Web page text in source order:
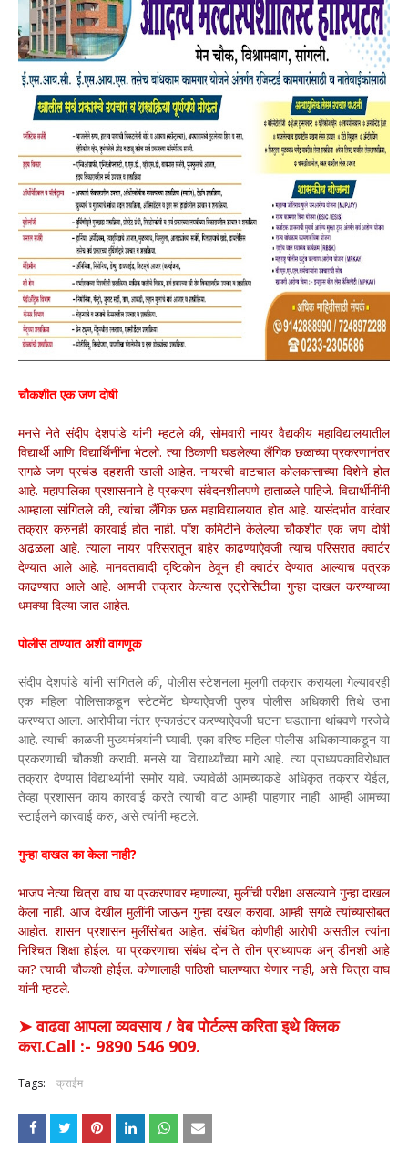
चौकशीत एक जण दोषी
मनसे नेते संदीप देशपांडे यांनी म्हटले की, सोमवारी नायर वैद्यकीय महाविद्यालयातील
विद्यार्थी आणि विद्यार्थिनींना भेटलो. त्या ठिकाणी घडलेल्या लैंगिक छळाच्या प्रकरणानंतर
सगळे जण प्रचंड दहशती खाली आहेत. नायरची वाटचाल कोलकात्ताच्या दिशेने होत
आहे. महापालिका प्रशासनाने हे प्रकरण संवेदनशीलपणे हाताळले पाहिजे. विद्यार्थीनींनी
आम्हाला सांगितले की, त्यांचा लैंगिक छळ महाविद्यालयात होत आहे. यासंदर्भात वारंवार
तक्रार करुनही कारवाई होत नाही. पॉश कमिटीने केलेल्या चौकशीत एक जण दोषी
अढळला आहे. त्याला नायर परिसरातून बाहेर काढण्याऐवजी त्याच परिसरात क्वार्टर
देण्यात आले आहे. मानवतावादी दृष्टिकोन ठेवून ही क्वार्टर देण्यात आल्याच पत्रक
काढण्यात आले आहे. आमची तक्रार केल्यास एट्रोसिटीचा गुन्हा दाखल करण्याच्या
धमक्या दिल्या जात आहेत.
पोलीस ठाण्यात अशी वागणूक
संदीप देशपांडे यांनी सांगितले की, पोलीस स्टेशनला मुलगी तक्रार करायला गेल्यावरही
एक महिला पोलिसाकडून स्टेटमेंट घेण्याऐवजी पुरुष पोलीस अधिकारी तिथे उभा
करण्यात आला. आरोपीचा नंतर एन्काउंटर करण्याऐवजी घटना घडताना थांबवणे गरजेचे
आहे. त्याची काळजी मुख्यमंत्र्यांनी घ्यावी. एका वरिष्ठ महिला पोलीस अधिकाऱ्याकडून या
प्रकरणाची चौकशी करावी. मनसे या विद्यार्थ्यांच्या मागे आहे. त्या प्राध्यपकाविरोधात
तक्रार देण्यास विद्यार्थ्यानी समोर यावे. ज्यावेळी आमच्याकडे अधिकृत तक्रार येईल,
तेव्हा प्रशासन काय कारवाई करते त्याची वाट आम्ही पाहणार नाही. आम्ही आमच्या
स्टाईलने कारवाई करु, असे त्यांनी म्हटले.
गुन्हा दाखल का केला नाही?
भाजप नेत्या चित्रा वाघ या प्रकरणावर म्हणाल्या, मुलींची परीक्षा असल्याने गुन्हा दाखल
केला नाही. आज देखील मुलींनी जाऊन गुन्हा दखल करावा. आम्ही सगळे त्यांच्यासोबत
आहोत. शासन प्रशासन मुलींसोबत आहेत. संबंधित कोणीही आरोपी असतील त्यांना
निश्चित शिक्षा होईल. या प्रकरणाचा संबंध दोन ते तीन प्राध्यापक अन् डीनशी आहे
का? त्याची चौकशी होईल. कोणालाही पाठिशी घालण्यात येणार नाही, असे चित्रा वाघ
यांनी म्हटले.
➤ वाढवा आपला व्यवसाय / वेब पोर्टल्स करिता इथे क्लिक
करा.Call :- 9890 546 909.
Tags: क्राईम